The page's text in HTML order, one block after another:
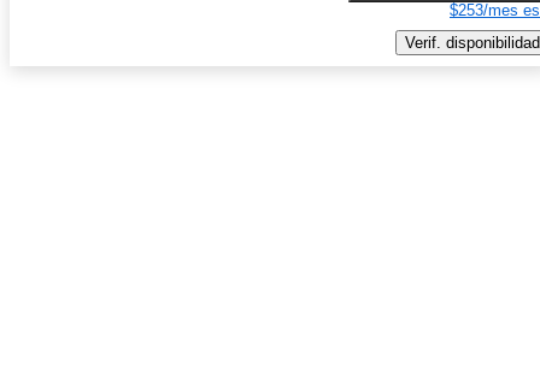
$253/mes
Verif. disponibilidad